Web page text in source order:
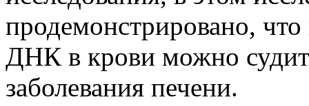
продемонстрировано,
ДНК в крови можно
заболевания печени.